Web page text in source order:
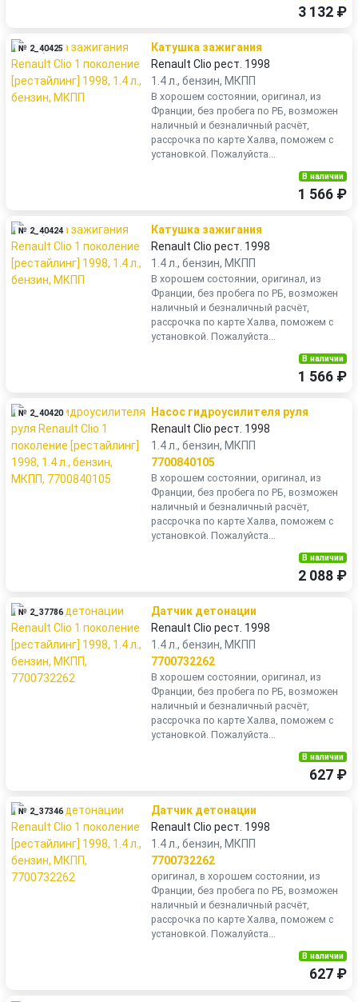
3 132 ₽
№ 2_40425
Катушка зажигания
Renault Clio рест. 1998
1.4 л., бензин, МКПП
В хорошем состоянии, оригинал, из
Франции, без пробега по РБ, возможен
наличный и безналичный расчёт,
рассрочка по карте Халва, поможем с
установкой. Пожалуйста...
В наличии
1 566 ₽
№ 2_40424
Катушка зажигания
Renault Clio рест. 1998
1.4 л., бензин, МКПП
В хорошем состоянии, оригинал, из
Франции, без пробега по РБ, возможен
наличный и безналичный расчёт,
рассрочка по карте Халва, поможем с
установкой. Пожалуйста...
В наличии
1 566 ₽
№ 2_40420
Насос гидроусилителя руля
Renault Clio рест. 1998
1.4 л., бензин, МКПП
7700840105
В хорошем состоянии, оригинал, из
Франции, без пробега по РБ, возможен
наличный и безналичный расчёт,
рассрочка по карте Халва, поможем с
установкой. Пожалуйста...
В наличии
2 088 ₽
№ 2_37786
Датчик детонации
Renault Clio рест. 1998
1.4 л., бензин, МКПП
7700732262
В хорошем состоянии, оригинал, из
Франции, без пробега по РБ, возможен
наличный и безналичный расчёт,
рассрочка по карте Халва, поможем с
установкой. Пожалуйста...
В наличии
627 ₽
№ 2_37346
Датчик детонации
Renault Clio рест. 1998
1.4 л., бензин, МКПП
7700732262
оригинал, в хорошем состоянии, из
Франции, без пробега по РБ, возможен
наличный и безналичный расчёт,
рассрочка по карте Халва, поможем с
установкой. Пожалуйста...
В наличии
627 ₽